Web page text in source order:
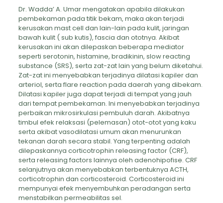
Dr. Wadda’ A. Umar mengatakan apabila dilakukan
pembekaman pada titik bekam, maka akan terjadi
kerusakan mast cell dan lain-lain pada kulit, jaringan
bawah kulit ( sub kutis), fascia dan ototnya. Akibat
kerusakan ini akan dilepaskan beberapa mediator
seperti serotonin, histamine, bradikinin, slow reacting
substance (SRS), serta zat-zat lain yang belum diketahui.
Zat-zat ini menyebabkan terjadinya dilatasi kapiler dan
arteriol, serta flare reaction pada daerah yang dibekam.
Dilatasi kapiler juga dapat terjadi di tempat yang jauh
dari tempat pembekaman. Ini menyebabkan terjadinya
perbaikan mikrosirkulasi pembuluh darah. Akibatnya
timbul efek relaksasi (pelemasan) otot-otot yang kaku
serta akibat vasodilatasi umum akan menurunkan
tekanan darah secara stabil. Yang terpenting adalah
dilepaskannya corticotrophin releasing factor (CRF),
serta releasing factors lainnya oleh adenohipofise. CRF
selanjutnya akan menyebabkan terbentuknya ACTH,
corticotrophin dan corticosteroid. Corticosteroid ini
mempunyai efek menyembuhkan peradangan serta
menstabilkan permeabilitas sel.